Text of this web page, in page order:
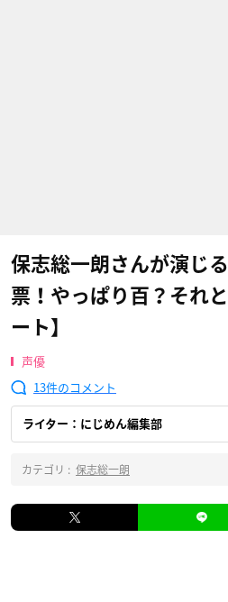
保志総一朗さんが演じ
票！やっぱり百？それ
ート】
声優
13
ライター：にじめん編集部
カテゴリ : 保志総一朗